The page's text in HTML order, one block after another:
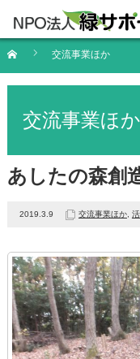
交流事業ほか
交流事業ほか
あしたの森創
2019.3.9 交流事業ほか,